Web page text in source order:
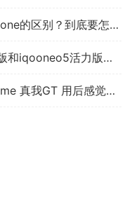
老司机告诉你apple touch和iphone的区别？到底要怎么选择
「用过的说下」真我gtneo闪速版和iqooneo5活力版？哪个性价比高、质量更好
【网友分享】被推荐买 真我realme 真我GT 用后感觉不靠谱？分享下质量怎么样？